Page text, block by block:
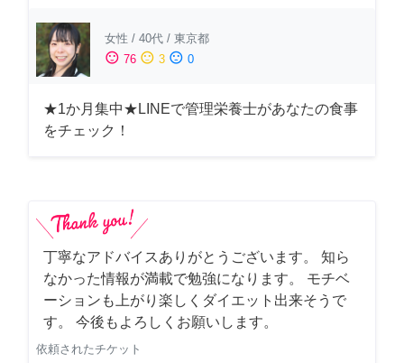
女性 / 40代 / 東京都
sentiment_satisfied 76 sentiment_neutral 3 sentiment_dissatisfied 0
★1か月集中★LINEで管理栄養士があなたの食事
をチェック！
丁寧なアドバイスありがとうございます。 知ら
なかった情報が満載で勉強になります。 モチベ
ーションも上がり楽しくダイエット出来そうで
す。 今後もよろしくお願いします。
依頼されたチケット